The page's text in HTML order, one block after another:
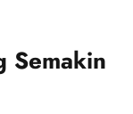
Semakin